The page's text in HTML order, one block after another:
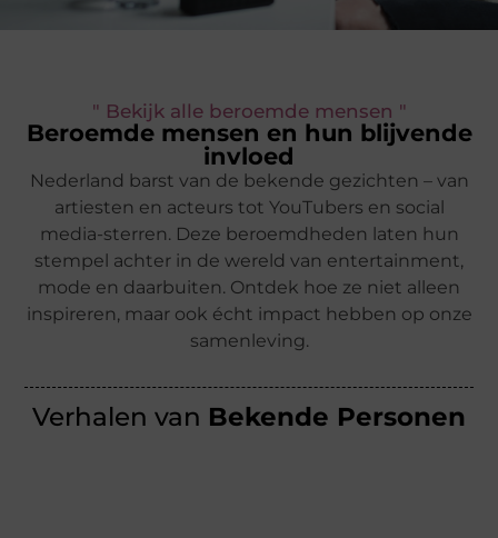
" Bekijk alle beroemde mensen "
Beroemde mensen en hun blijvende
invloed
Nederland barst van de bekende gezichten – van
artiesten en acteurs tot YouTubers en social
media-sterren. Deze beroemdheden laten hun
stempel achter in de wereld van entertainment,
mode en daarbuiten. Ontdek hoe ze niet alleen
inspireren, maar ook écht impact hebben op onze
samenleving.
Verhalen van Bekende Personen